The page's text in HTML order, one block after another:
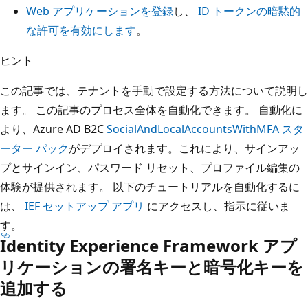
Web アプリケーションを登録し、 ID トークンの暗黙的
な許可を有効にします。
ヒント
この記事では、テナントを手動で設定する方法について説明し
ます。 この記事のプロセス全体を自動化できます。 自動化に
より、Azure AD B2CSocialAndLocalAccountsWithMFA スタ
ーター パックがデプロイされます。これにより、サインアッ
プとサインイン、パスワード リセット、プロファイル編集の
体験が提供されます。 以下のチュートリアルを自動化するに
は、 IEF セットアップ アプリ にアクセスし、指示に従いま
す。
Identity Experience Framework アプ
リケーションの署名キーと暗号化キーを
追加する